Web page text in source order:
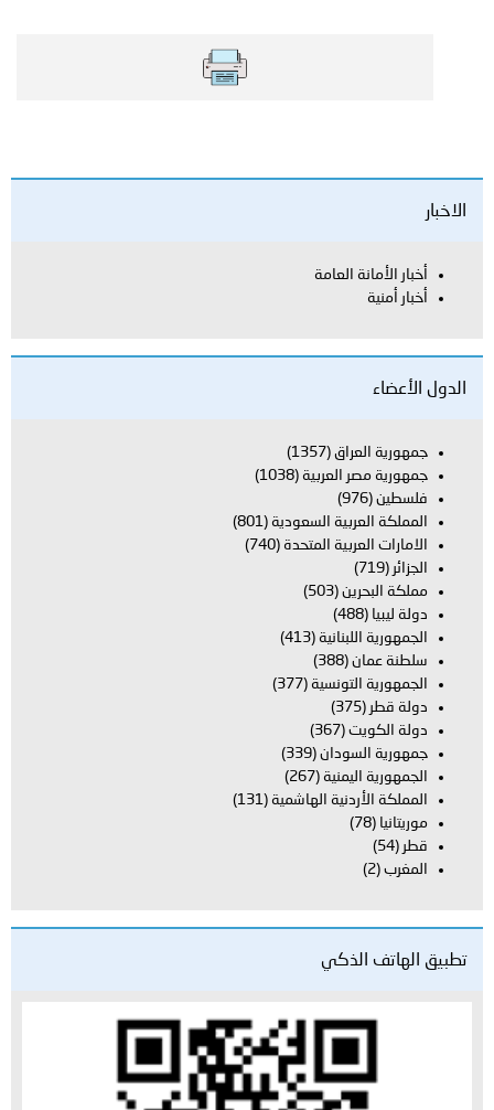
الاخبار
أخبار الأمانة العامة
أخبار أمنية
الدول الأعضاء
جمهورية العراق (1357)
جمهورية مصر العربية (1038)
فلسطين (976)
المملكة العربية السعودية (801)
الامارات العربية المتحدة (740)
الجزائر (719)
مملكة البحرين (503)
دولة ليبيا (488)
الجمهورية اللبنانية (413)
سلطنة عمان (388)
الجمهورية التونسية (377)
دولة قطر (375)
دولة الكويت (367)
جمهورية السودان (339)
الجمهورية اليمنية (267)
المملكة الأردنية الهاشمية (131)
موريتانيا (78)
قطر (54)
المغرب (2)
تطبيق الهاتف الذكي